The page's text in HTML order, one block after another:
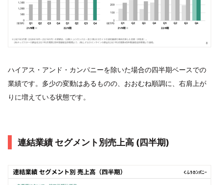
ハイアス・アンド・カンパニーを除いた場合の四半期ベースでの
業績です。多少の変動はあるものの、おおむね順調に、右肩上が
りに増えている状態です。
連結業績 セグメント別売上高 (四半期)